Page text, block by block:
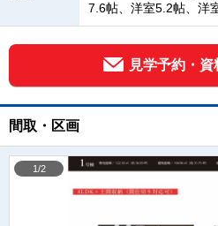
7.6帖、洋室5.2帖、洋
見学予約・資
間取・区画
1/2